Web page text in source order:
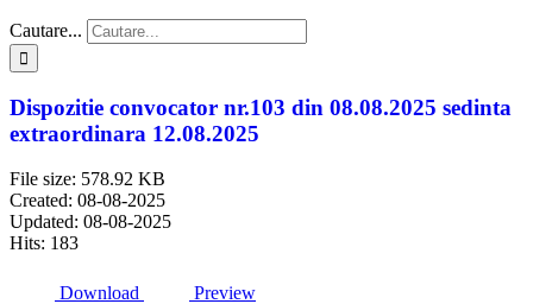
Cautare...
Dispozitie convocator nr.103 din 08.08.2025 sedinta
extraordinara 12.08.2025
File size: 578.92 KB
Created: 08-08-2025
Updated: 08-08-2025
Hits: 183
Download Preview